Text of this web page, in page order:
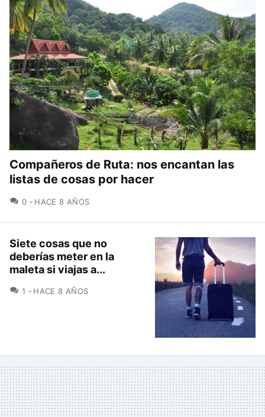
Compañeros de Ruta: nos encantan las
listas de cosas por hacer
0 COMENTARIOS
HACE 8 AÑOS
Siete cosas que no
deberías meter en la
maleta si viajas a...
1 COMENTARIOS
HACE 8 AÑOS